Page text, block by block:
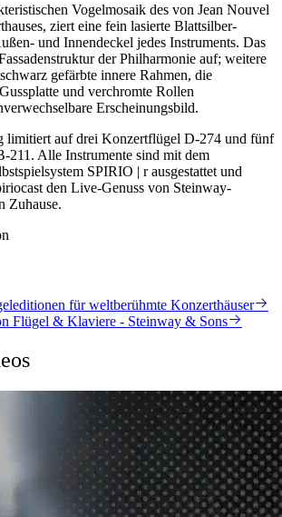
Vogelmosaik des von Jean Nouvel
ziert eine fein lasierte Blattsilber-
und Innendeckel jedes Instruments. Das
der Philharmonie auf; weitere
gefärbte innere Rahmen, die
und verchromte Rollen
Erscheinungsbild.
limitiert auf drei Konzertflügel D-274 und fünf
211. Alle Instrumente sind mit dem
SPIRIO | r ausgestattet und
den Live-Genuss von Steinway-
Zuhause.
für weltberühmte Konzerthäuser
Flügel & Klaviere - Steinway & Sons